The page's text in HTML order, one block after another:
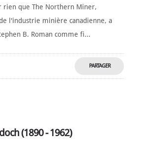
rien que The Northern Miner,
l'industrie minière canadienne, a
B. Roman comme fi...
PARTAGER
(1890 - 1962)